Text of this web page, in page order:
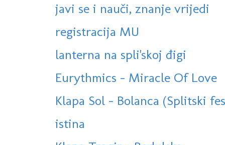
javi se i nauči, znanje vrijedi
registracija MU
lanterna na spli'skoj đigi
Eurythmics - Miracle Of Love
Klapa Sol - Bolanca (Splitski
istina